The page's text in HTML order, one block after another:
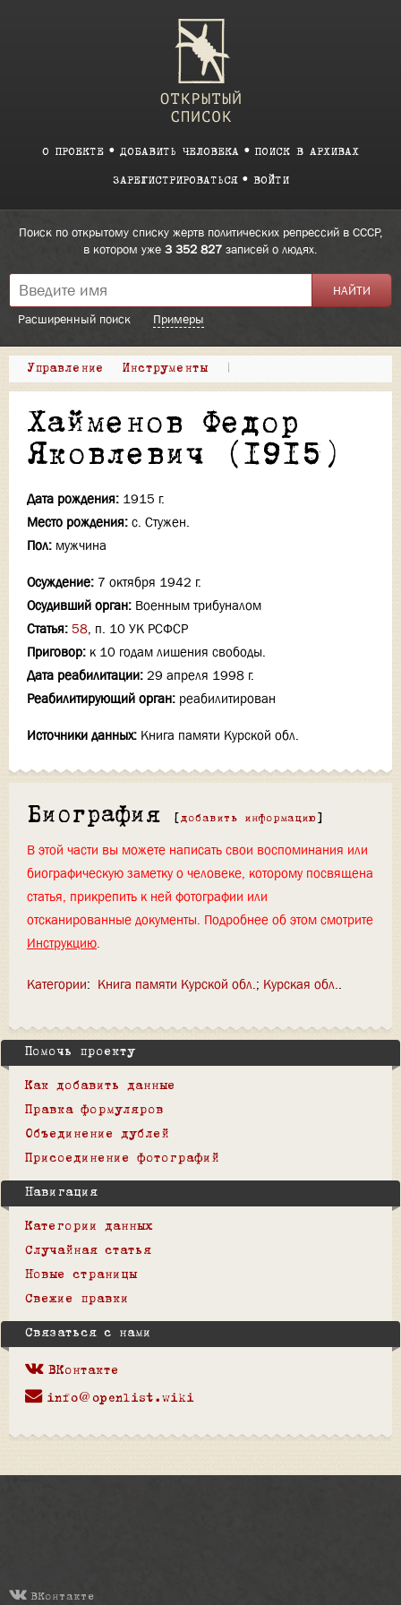
О ПРОЕКТЕ ДОБАВИТЬ ЧЕЛОВЕКА ПОИСК В АРХИВАХ
ЗАРЕГИСТРИРОВАТЬСЯ ВОЙТИ
Поиск по открытому списку жертв политических репрессий в СССР,
в котором уже 3 352 827 записей о людях.
Расширенный поиск Примеры
Управление Инструменты |
Хайменов Федор
Яковлевич (1915)
Дата рождения: 1915 г.
Место рождения: с. Стужен.
Пол: мужчина
Осуждение: 7 октября 1942 г.
Осудивший орган: Военным трибуналом
Статья: 58, п. 10 УК РСФСР
Приговор: к 10 годам лишения свободы.
Дата реабилитации: 29 апреля 1998 г.
Реабилитирующий орган: реабилитирован
Источники данных: Книга памяти Курской обл.
Биография [ добавить информацию ]
В этой части вы можете написать свои воспоминания или
биографическую заметку о человеке, которому посвящена
статья, прикрепить к ней фотографии или
отсканированные документы. Подробнее об этом смотрите
Инструкцию.
Категории: Книга памяти Курской обл. Курская обл.
Помочь проекту
Как добавить данные
Правка формуляров
Объединение дублей
Присоединение фотографий
Навигация
Категории данных
Случайная статья
Новые страницы
Свежие правки
Связаться с нами
ВКонтакте
info@openlist.wiki
ВКонтакте